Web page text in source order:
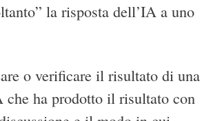
la risposta dell’IA a uno
o verificare il risultato di una
che ha prodotto il risultato con